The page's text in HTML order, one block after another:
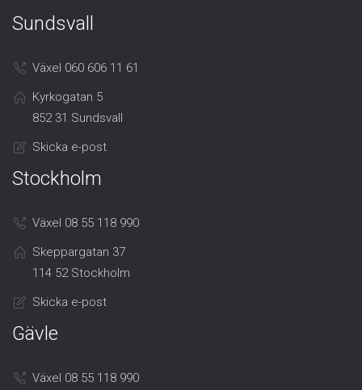
Sundsvall
Växel 060 606 11 61
Kyrkogatan 5
852 31 Sundsvall
Skicka e-post
Stockholm
Växel 08 55 118 990
Skeppargatan 37
114 52 Stockholm
Skicka e-post
Gävle
Växel 08 55 118 990